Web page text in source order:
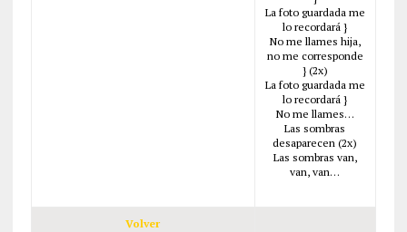
La foto guardada me
lo recordará }
No me llames hija,
no me corresponde
} (2x)
La foto guardada me
lo recordará }
No me llames…
Las sombras
desaparecen (2x)
Las sombras van,
van, van…
Volver